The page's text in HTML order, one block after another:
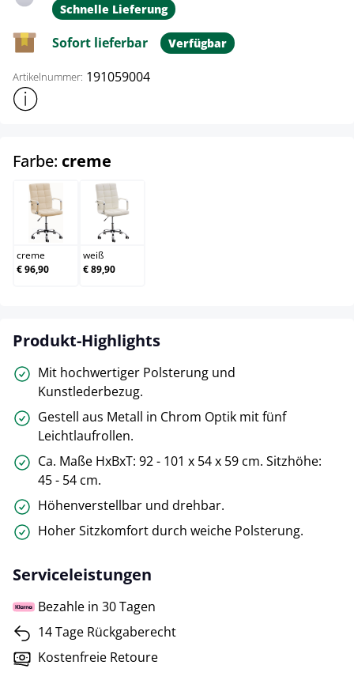
Schnelle Lieferung
Sofort lieferbar Verfügbar
Artikelnummer: 191059004
Weitere Produktinformationen anzeigen
Farbe: creme
creme
creme
€ 96,90
weiß
weiß
€ 89,90
Produkt-Highlights
Mit hochwertiger Polsterung und
Kunstlederbezug.
Gestell aus Metall in Chrom Optik mit fünf
Leichtlaufrollen.
Ca. Maße HxBxT: 92 - 101 x 54 x 59 cm. Sitzhöhe:
45 - 54 cm.
Höhenverstellbar und drehbar.
Hoher Sitzkomfort durch weiche Polsterung.
Serviceleistungen
Bezahle in 30 Tagen
14 Tage Rückgaberecht
Kostenfreie Retoure